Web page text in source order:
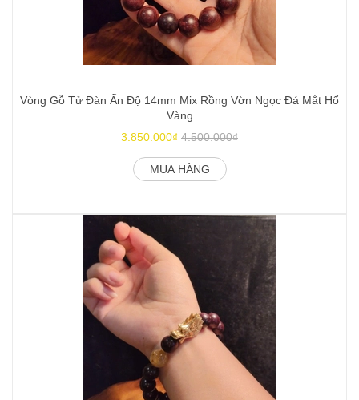
Vòng Gỗ Tử Đàn Ấn Độ 14mm Mix Rồng Vờn Ngọc Đá Mắt Hổ
Vàng
3.850.000₫ 4.500.000₫
MUA HÀNG